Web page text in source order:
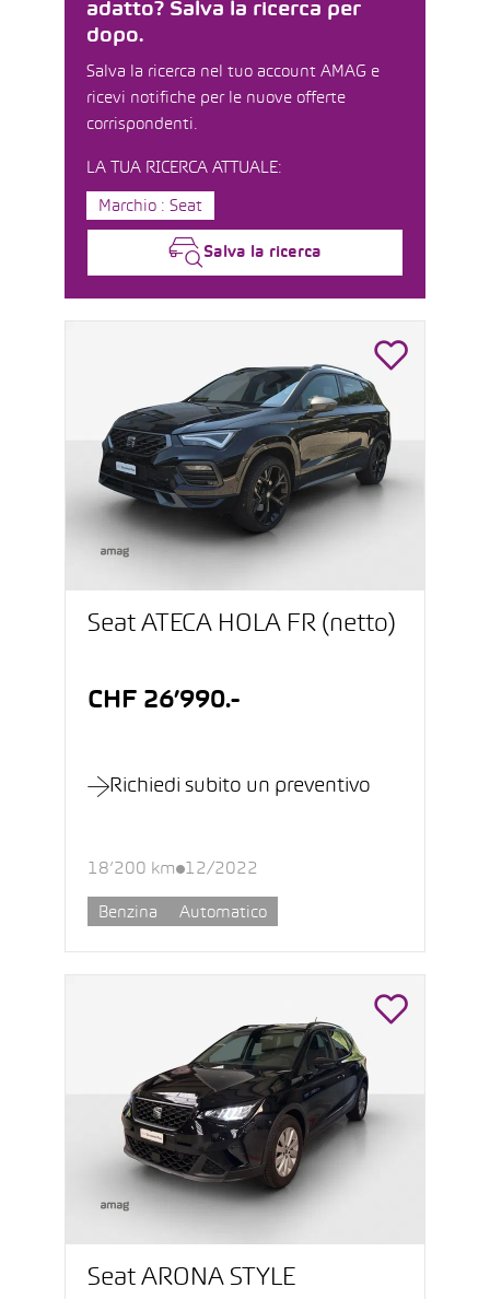
adatto? Salva la ricerca per
dopo.
Salva la ricerca nel tuo account AMAG e
ricevi notifiche per le nuove offerte
corrispondenti.
LA TUA RICERCA ATTUALE:
Marchio : Seat
Salva la ricerca
Seat ATECA HOLA FR (netto)
CHF 26’990.-
Richiedi subito un preventivo
18’200 km 12/2022
Benzina Automatico
Seat ARONA STYLE